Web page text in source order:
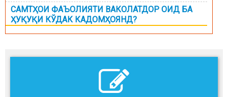
САМТҲОИ ФАЪОЛИЯТИ ВАКОЛАТДОР ОИД БА
ҲУҚУҚИ КЎДАК КАДОМҲОЯНД?